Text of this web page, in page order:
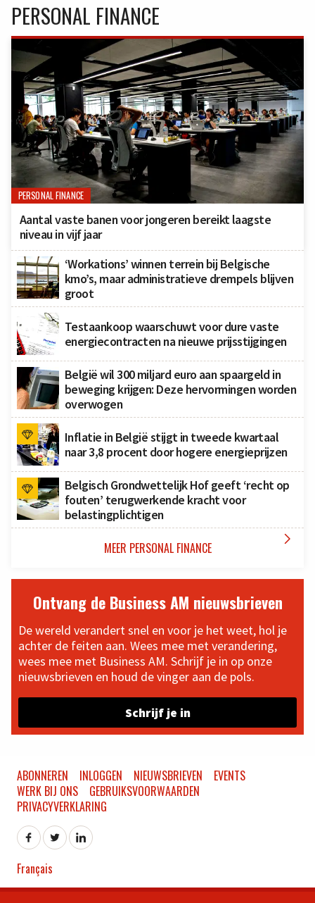
PERSONAL FINANCE
PERSONAL FINANCE
Aantal vaste banen voor jongeren bereikt laagste
niveau in vijf jaar
‘Workations’ winnen terrein bij Belgische
kmo’s, maar administratieve drempels blijven
groot
Testaankoop waarschuwt voor dure vaste
energiecontracten na nieuwe prijsstijgingen
België wil 300 miljard euro aan spaargeld in
beweging krijgen: Deze hervormingen worden
overwogen
Inflatie in België stijgt in tweede kwartaal
naar 3,8 procent door hogere energieprijzen
Belgisch Grondwettelijk Hof geeft ‘recht op
fouten’ terugwerkende kracht voor
belastingplichtigen
MEER PERSONAL FINANCE 
Ontvang de Business AM nieuwsbrieven
De wereld verandert snel en voor je het weet, hol je
achter de feiten aan. Wees mee met verandering,
wees mee met Business AM. Schrijf je in op onze
nieuwsbrieven en houd de vinger aan de pols.
Schrijf je in
ABONNEREN INLOGGEN NIEUWSBRIEVEN
EVENTS
WERK BIJ ONS
GEBRUIKSVOORWAARDEN
PRIVACYVERKLARING
Français